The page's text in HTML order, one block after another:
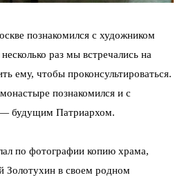
познакомился с художником
раз мы встречались на
ему, чтобы проконсультироваться.
познакомился и с
будущим Патриархом.
по фотографии копию храма,
Золотухин в своем родном